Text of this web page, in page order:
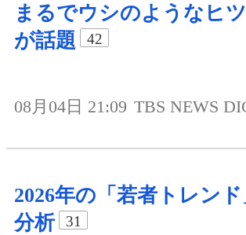
まるでウシのようなヒ
が話題
42
08月04日 21:09 TBS NEWS
2026年の「若者トレンド
分析
31